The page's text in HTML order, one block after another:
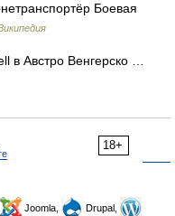
Боевая
в Австро Венгерско …
18+
Joomla,
Drupal,